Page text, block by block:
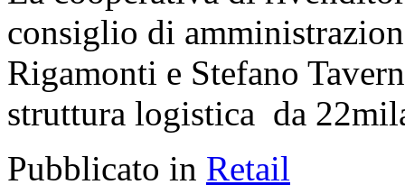
consiglio di
Rigamonti e Stefano
struttura logistica da
Pubblicato in Retail